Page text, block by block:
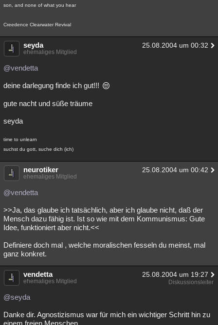
son, and none of what you hear
Creedence Clearwater Revival
seyda 25.08.2004 um 00:32
ehemaliges Mitglied
@vendetta
deine darlegung finde ich gut!!!
gute nacht und süße träume
seyda
time to unlearn
suchst du gott, suche dich (ich)
neurotiker 25.08.2004 um 00:42
ehemaliges Mitglied
@vendetta
>>Ja, das glaube ich tatsächlich, aber ich glaube nicht, daß der
Mensch dazu fähig ist. Ist so wie mit dem Kommunismus: Gute
Idee, funktioniert aber nicht.<<
Definiere doch mal , welche moralischen fesseln du meinst, mal
ganz konkret.
vendetta 25.08.2004 um 19:27
ehemaliges Mitglied Diskussionsleiter
@seyda
Danke dir. Agnostizismus war für mich ein wichtiger Schritt hin zu
einem freien Menschen.